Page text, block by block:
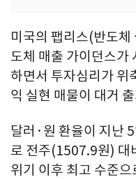
미국의 팹리스(반도
도체 매출 가이던스가
하면서 투자심리가 위
익 실현 매물이 대거
달러·원 환율이 지난
로 전주(1507.9원) 대
위기 이후 최고 수준